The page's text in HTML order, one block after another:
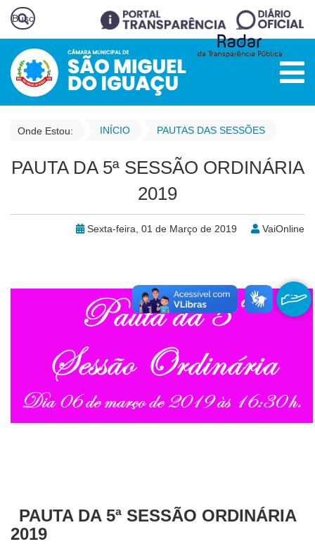
Onde Estou: INÍCIO PAUTAS DAS SESSÕES
PAUTA DA 5ª SESSÃO ORDINÁRIA
2019
VaiOnline
Sexta-feira, 01 de Março de 2019
PAUTA DA 5ª SESSÃO ORDINÁRIA
2019